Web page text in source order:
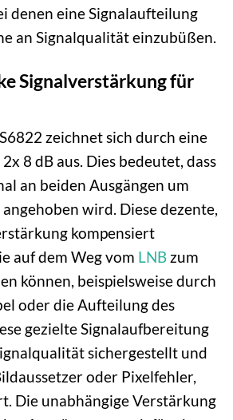
denen eine Signalaufteilung
an Signalqualität einzubüßen.
Signalverstärkung für
zeichnet sich durch eine
8 dB aus. Dies bedeutet, dass
an beiden Ausgängen um
wird. Diese dezente,
kompensiert
auf dem Weg vom LNB zum
können, beispielsweise durch
oder die Aufteilung des
gezielte Signalaufbereitung
sichergestellt und
oder Pixelfehler,
Die unabhängige Verstärkung